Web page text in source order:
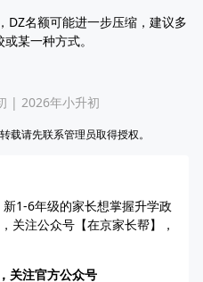
DZ名额可能进一步压缩，建议多
某一种方式。​
| 2026年小升初
载请先联系管理员取得授权。
1-6年级的家长想掌握升学政
关注公众号【在京家长帮】，
关注官方公众号